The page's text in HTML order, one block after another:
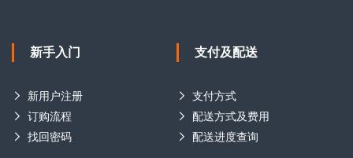
新手入门
新用户注册
订购流程
找回密码
支付及配送
支付方式
配送方式及费用
配送进度查询